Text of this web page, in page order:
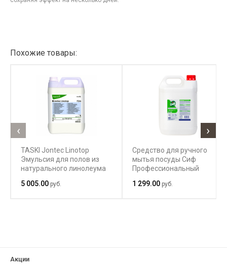
Похожие товары:
TASKI Jontec Linotop
Эмульсия для полов из
натурального линолеума
5 005.00 руб.
Средство для ручного
мытья посуды Сиф
Профессиональный
1 299.00 руб.
‹ ›
Акции